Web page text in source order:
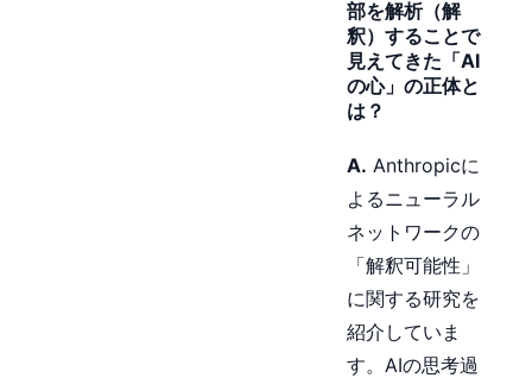
部を解析（解
釈）することで
見えてきた「AI
の心」の正体と
は？
A. Anthropicに
よるニューラル
ネットワークの
「解釈可能性」
に関する研究を
紹介していま
す。AIの思考過